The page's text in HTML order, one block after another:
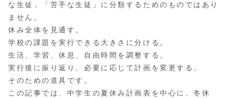
な生徒」「苦手な生徒」に分類するためのものではあり
ません。
休み全体を見通す。
学校の課題を実行できる大きさに分ける。
生活、学習、休息、自由時間を調整する。
実行後に振り返り、必要に応じて計画を変更する。
そのための道具です。
この記事では、中学生の夏休み計画表を中心に、冬休